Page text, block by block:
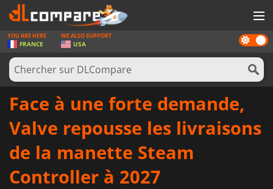
JEUX
CARTES PRÉPAYÉES
LOGICIELS
Dark
mode
YOU ARE HERE
FRANCE
WE ALSO SUPPORT
USA
Face à une forte demande,
Valve repousse les livraisons
de la manette Steam
Controller à 2027